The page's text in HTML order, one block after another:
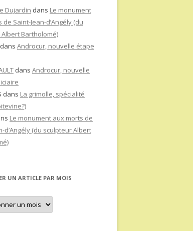
Dujardin dans Le monument
de Saint-Jean-d’Angély (du
Bartholomé)
dans Androcur, nouvelle étape
dans Androcur, nouvelle
dans La grimolle, spécialité
Le monument aux morts de
d’Angély (du sculpteur Albert
UN ARTICLE PAR MOIS